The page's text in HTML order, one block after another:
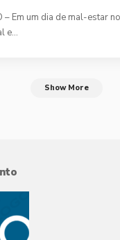
– Em um dia de mal-estar
e…
Show More